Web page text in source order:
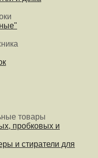
товары
пробковых и
и стиратели для